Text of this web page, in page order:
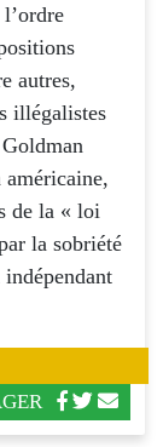
autres,
illégalistes
de la « loi
la sobriété